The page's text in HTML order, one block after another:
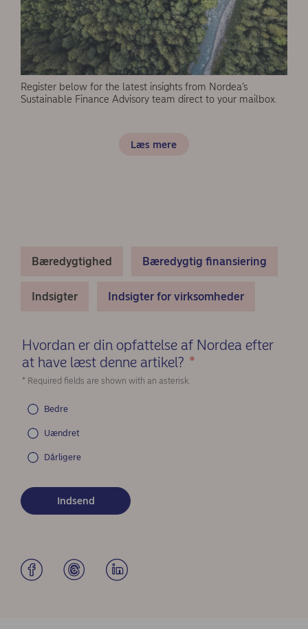
Register below for the latest insights from Nordea’s
Sustainable Finance Advisory team direct to your mailbox.
Læs mere
Bæredygtighed Bæredygtig finansiering
Indsigter Indsigter for virksomheder
Hvordan er din opfattelse af Nordea efter
at have læst denne artikel? *
* Required fields are shown with an asterisk.
Bedre
Uændret
Dårligere